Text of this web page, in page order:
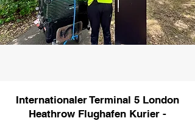
Internationaler Terminal 5 London
Heathrow Flughafen Kurier -